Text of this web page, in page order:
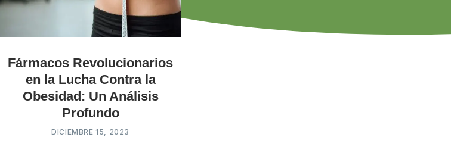
Fármacos Revolucionarios
en la Lucha Contra la
Obesidad: Un Análisis
Profundo
DICIEMBRE 15, 2023